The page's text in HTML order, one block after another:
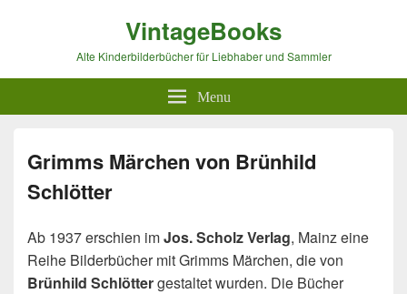
VintageBooks
Alte Kinderbilderbücher für Liebhaber und Sammler
Menu
Grimms Märchen von Brünhild
Schlötter
Ab 1937 erschien imJos. Scholz Verlag, Mainz eine
Reihe Bilderbücher mit Grimms Märchen, die von
Brünhild Schlöttergestaltet wurden. Die Bücher